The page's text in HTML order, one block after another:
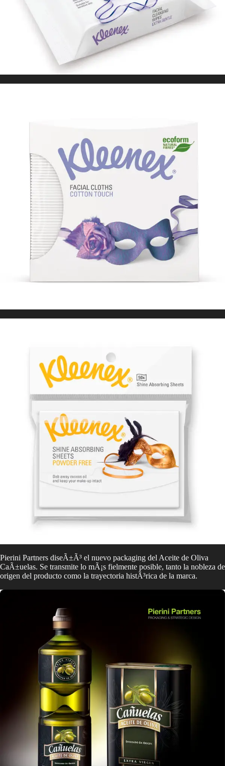
Pierini Partners diseÃ±Ã³ el nuevo packaging del Aceite de Oliva
CaÃ±uelas. Se transmite lo mÃ¡s fielmente posible, tanto la nobleza de
origen del producto como la trayectoria histÃ³rica de la marca.